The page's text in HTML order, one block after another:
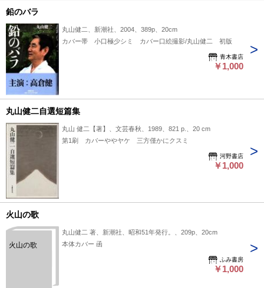
鉛のバラ
丸山健二、新潮社、2004、389p、20cm
カバー帯 小口極少シミ カバー口絵撮影/丸山健二 初版
青木書店
￥1,000
丸山健二自選短篇集
丸山 健二【著】、文芸春秋、1989、821 p.、20 cm
第1刷 カバーややヤケ 三方僅かにクスミ
河野書店
￥1,000
火山の歌
火山の歌
丸山健二 著、新潮社、昭和51年発行。、209p、20cm
本体カバー 函
ふみ書房
￥1,000